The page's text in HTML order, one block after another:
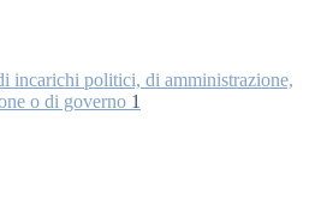
incarichi politici, di amministrazione,
o di governo 1